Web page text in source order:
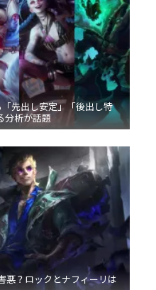
「先出し安定」「後出し特
分析が話題
悪？ロックとナフィーリは